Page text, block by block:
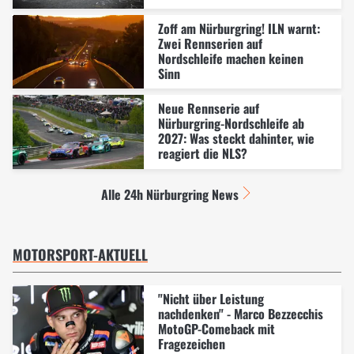
Zoff am Nürburgring! ILN warnt:
Zwei Rennserien auf
Nordschleife machen keinen
Sinn
Neue Rennserie auf
Nürburgring-Nordschleife ab
2027: Was steckt dahinter, wie
reagiert die NLS?
Alle 24h Nürburgring News
MOTORSPORT-AKTUELL
"Nicht über Leistung
nachdenken" - Marco Bezzecchis
MotoGP-Comeback mit
Fragezeichen